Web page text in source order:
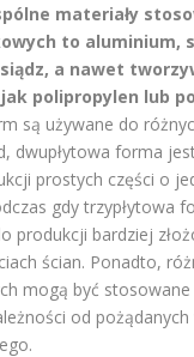
materiały
to aluminium,
a nawet
polipropylen lub
są używane do
dwupłytowa forma
prostych części o
gdy trzypłytowa
produkcji bardziej
ścian. Ponadto,
mogą być
od pożądanych